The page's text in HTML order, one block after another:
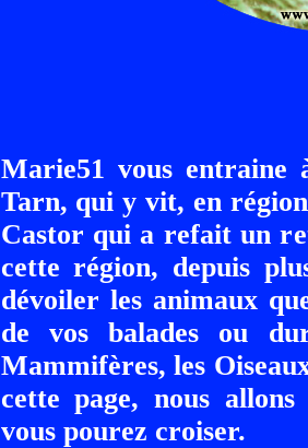
Marie51 vous entraine
Tarn, qui y vit, en
Castor qui a refait un
cette région, depuis
dévoiler les animaux
de vos balades ou
Mammifères, les
cette page, nous
vous pourez croiser.